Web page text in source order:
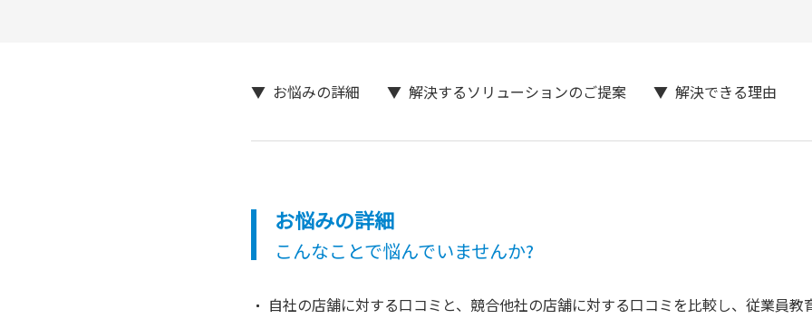
お悩みの詳細 解決するソリューションのご提案 解決できる理由
お悩みの詳細
こんなことで悩んでいませんか?
自社の店舗に対する口コミと、競合他社の店舗に対する口コミを比較し、従業員教